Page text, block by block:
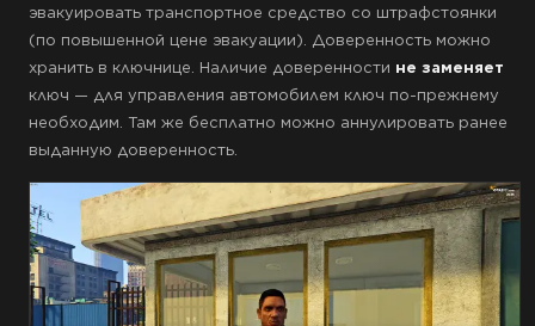
эвакуировать транспортное средство со штрафстоянки
(по повышенной цене эвакуации). Доверенность можно
хранить в ключнице. Наличие доверенности не заменяет
ключ — для управления автомобилем ключ по-прежнему
необходим. Там же бесплатно можно аннулировать ранее
выданную доверенность.